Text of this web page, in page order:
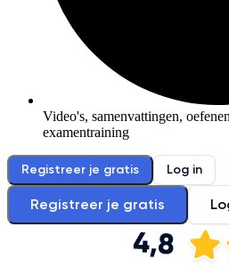
Video's, samenvattingen,
examentraining
Registreer je gratis Log in
Registreer je gratis